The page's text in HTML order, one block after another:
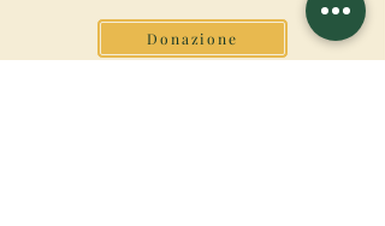
Donazione